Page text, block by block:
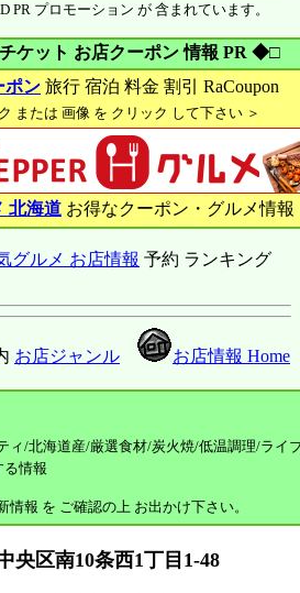
PR プロモーション が 含まれています。
ケット お店クーポン 情報 PR ◆□
ポン 旅行 宿泊 料金 割引 RaCoupon
または 画像 を クリック して下さい ＞
北海道 お得なクーポン・グルメ情報
グルメ お店情報 予約 ランキング
お店ジャンル お店情報 Home
ィ/北海道産/厳選食材/炭火焼/低温調理/ライ
る情報
報 を ご確認の上 お出かけ下さい。
央区南10条西1丁目1-48